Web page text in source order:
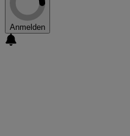
Anmelden